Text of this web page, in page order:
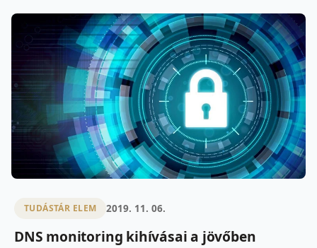
TUDÁSTÁR ELEM 2019. 11. 06.
DNS monitoring kihívásai a jövőben